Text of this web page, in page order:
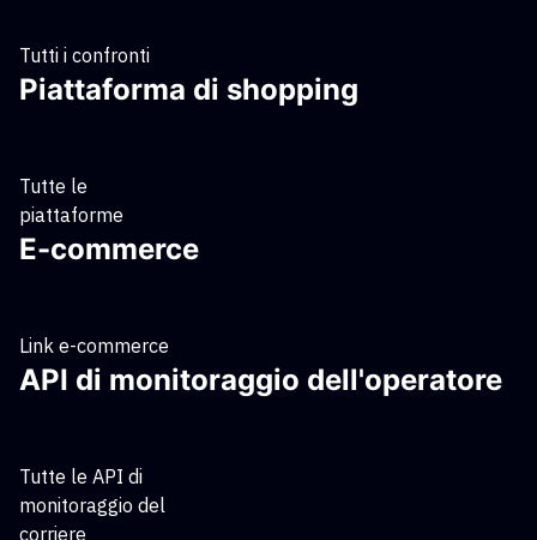
Tutti i confronti
Piattaforma di shopping
Tutte le
piattaforme
E-commerce
Link e-commerce
API di monitoraggio dell'operatore
Tutte le API di
monitoraggio del
corriere